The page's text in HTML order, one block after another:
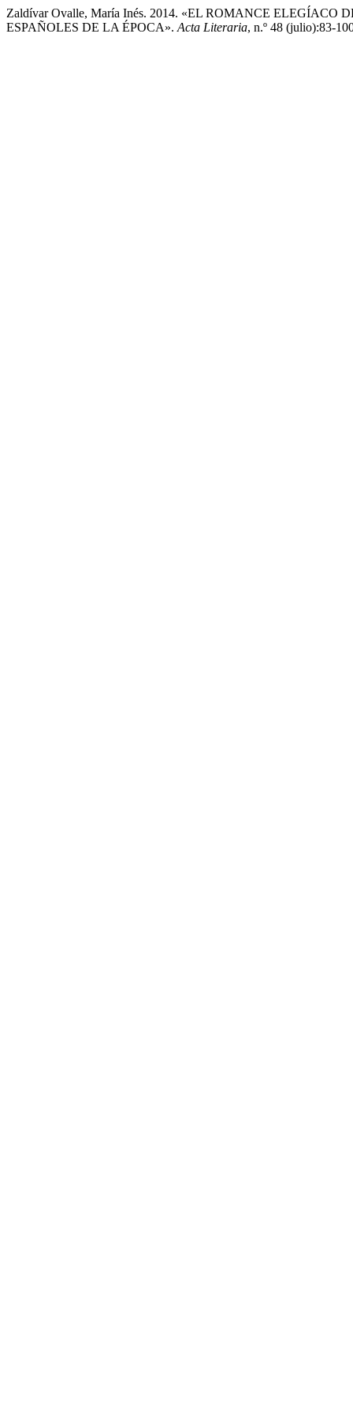
Zaldívar Ovalle, María Inés. 2014. «EL ROMANCE
ESPAÑOLES DE LA ÉPOCA». Acta Literaria, n.º 48 (julio):83-